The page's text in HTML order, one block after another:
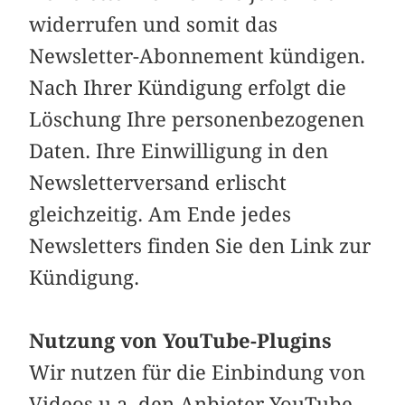
widerrufen und somit das
Newsletter-Abonnement kündigen.
Nach Ihrer Kündigung erfolgt die
Löschung Ihre personenbezogenen
Daten. Ihre Einwilligung in den
Newsletterversand erlischt
gleichzeitig. Am Ende jedes
Newsletters finden Sie den Link zur
Kündigung.
Nutzung von YouTube-Plugins
Wir nutzen für die Einbindung von